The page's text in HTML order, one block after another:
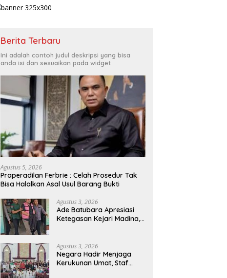
Berita Terbaru
Ini adalah contoh judul deskripsi yang bisa
anda isi dan sesuaikan pada widget
Agustus 5, 2026
Praperadilan Ferbrie : Celah Prosedur Tak
Bisa Halalkan Asal Usul Barang Bukti
Agustus 3, 2026
Ade Batubara Apresiasi
Ketegasan Kejari Madina,
Status Seluruh Pihak yang
Diduga Terlibat Kasus
Smart Village
Agustus 3, 2026
Negara Hadir Menjaga
Kerukunan Umat, Staf